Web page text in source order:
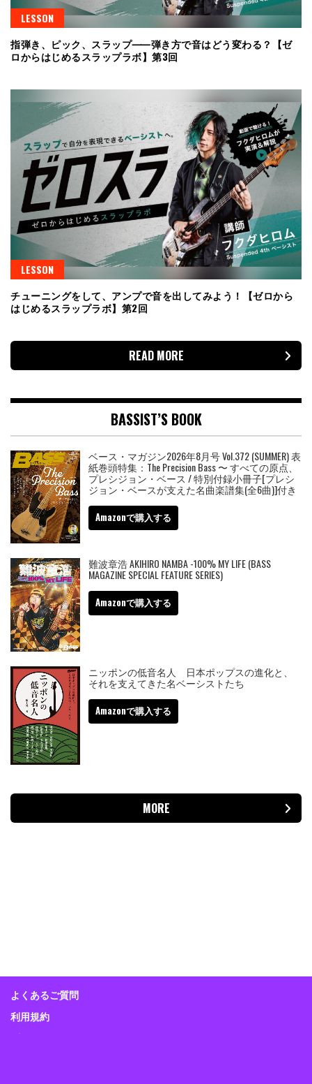
LESSON
指弾き、ピック、スラップ⸺弾き方で音はどう変わる？【ゼ
ロからはじめるスラップラボ】第3回
LESSON
チューニングをして、アンプで音を出してみよう！【ゼロから
はじめるスラップラボ】第2回
READ MORE
BASSIST’S BOOK
ベース・マガジン2026年8月号 Vol.372 (SUMMER) 表
紙巻頭特集：The Precision Bass 〜 すべての原点、
プレシジョン・ベース / 特別付録小冊子[プレシ
ジョン・ベースが支えた名曲楽譜集(全6曲)]付き
Amazonで購入する
難波章浩 AKIHIRO NAMBA -100% MY LIFE (BASS
MAGAZINE SPECIAL FEATURE SERIES)
Amazonで購入する
ニッポンの低音名人 日本ポップスの進化と、
それを支えてきた名ベーシストたち
Amazonで購入する
MORE
よくあるご質問
利用規約
プライバシーポリシー